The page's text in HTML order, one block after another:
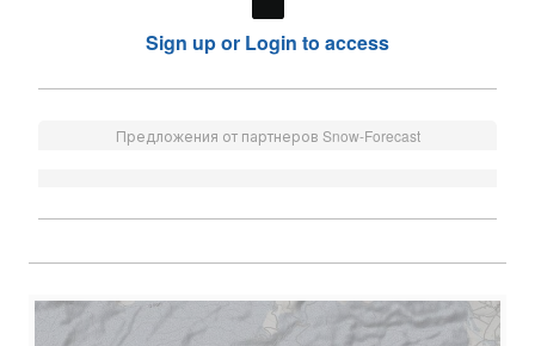
Sign up or Login to access
Предложения от партнеров Snow-Forecast